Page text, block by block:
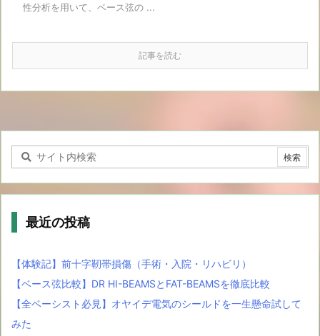
性分析を用いて、ベース弦の ...
記事を読む
最近の投稿
【体験記】前十字靭帯損傷（手術・入院・リハビリ）
【ベース弦比較】DR HI-BEAMSとFAT-BEAMSを徹底比較
【全ベーシスト必見】オヤイデ電気のシールドを一生懸命試して
みた